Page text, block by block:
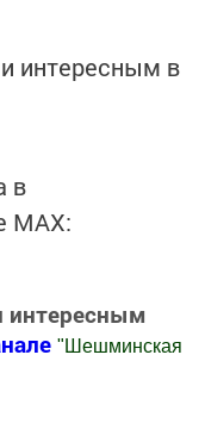
интересным в
в
MАХ:
" Шешминская